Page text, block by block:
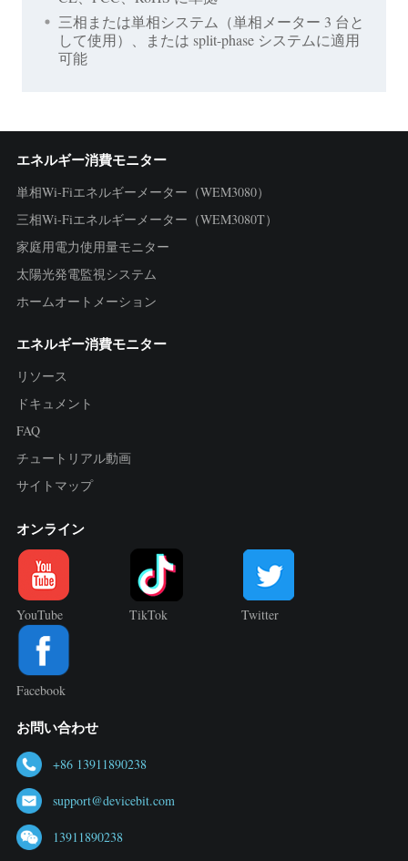
三相または単相システム（単相メーター 3 台と
して使用）、または split-phase システムに適用
可能
エネルギー消費モニター
単相Wi-Fiエネルギーメーター（WEM3080）
三相Wi-Fiエネルギーメーター（WEM3080T）
家庭用電力使用量モニター
太陽光発電監視システム
ホームオートメーション
エネルギー消費モニター
リソース
ドキュメント
FAQ
チュートリアル動画
サイトマップ
オンライン
YouTube TikTok Twitter
Facebook
お問い合わせ
+86 13911890238
support@devicebit.com
13911890238